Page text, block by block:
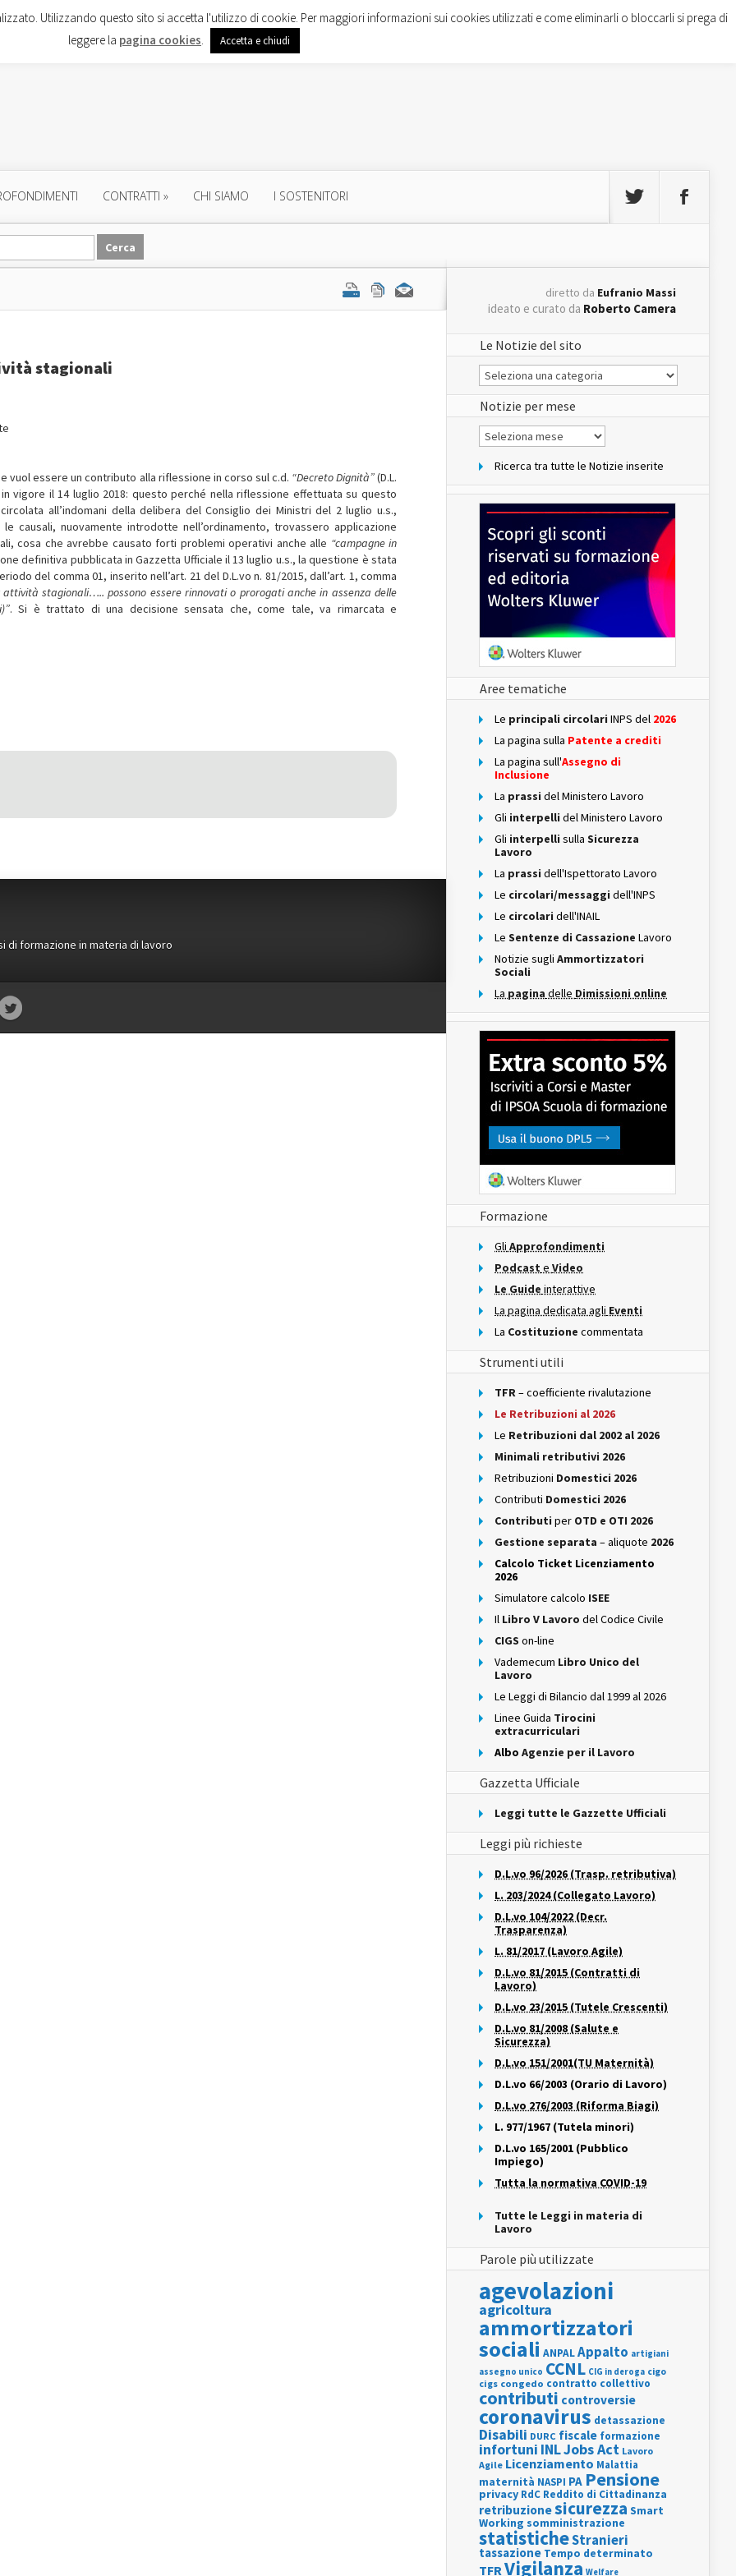
CONTRATTI » CHI SIAMO I SOSTENITORI
stagionali
vuol essere un contributo alla riflessione in corso sul c.d. “Decreto Dignità”(D.L.
vigore il 14 luglio 2018: questo perché nella riflessione effettuata su questo
all’indomani della delibera del Consiglio dei Ministri del 2 luglio u.s.,
causali, nuovamente introdotte nell’ordinamento, trovassero applicazione
cosa che avrebbe causato forti problemi operativi anche alle “campagne in
definitiva pubblicata in Gazzetta Ufficiale il 13 luglio u.s., la questione è stata
del comma 01, inserito nell’art. 21 del D.L.vo n. 81/2015, dall’art. 1, comma
stagionali….. possono essere rinnovati o prorogati anche in assenza delle
. Si è trattato di una decisione sensata che, come tale, va rimarcata e
di formazione in materia di lavoro
diretto da Eufranio Massi
ideato e curato da Roberto Camera
Le Notizie del sito
Le
Notizie
del
sito
Notizie per mese
Notizie
per
Ricerca tra tutte le Notizie inserite
Aree tematiche
Le principali circolari INPS del 2026
La pagina sulla Patente a crediti
La pagina sull'Assegno di
Inclusione
La prassi del Ministero Lavoro
Gli interpelli del Ministero Lavoro
Gli interpelli sulla Sicurezza
Lavoro
La prassi dell'Ispettorato Lavoro
Le circolari/messaggi dell'INPS
Le circolari dell'INAIL
Le Sentenze di Cassazione Lavoro
Notizie sugli Ammortizzatori
Sociali
La pagina delle Dimissioni online
Formazione
Gli Approfondimenti
Podcast e Video
Le Guide interattive
La pagina dedicata agli Eventi
La Costituzione commentata
Strumenti utili
TFR– coefficiente rivalutazione
Le Retribuzioni al 2026
Le Retribuzioni dal 2002 al 2026
Minimali retributivi 2026
Retribuzioni Domestici 2026
Contributi Domestici 2026
Contributi per OTD e OTI 2026
Gestione separata – aliquote 2026
Calcolo Ticket Licenziamento
2026
Simulatore calcolo ISEE
Il Libro V Lavoro del Codice Civile
CIGS on-line
Vademecum Libro Unico del
Lavoro
Le Leggi di Bilancio dal 1999 al 2026
Linee Guida Tirocini
extracurriculari
Albo Agenzie per il Lavoro
Gazzetta Ufficiale
Leggi tutte le Gazzette Ufficiali
Leggi più richieste
D.L.vo 96/2026 (Trasp. retributiva)
L. 203/2024 (Collegato Lavoro)
D.L.vo 104/2022 (Decr.
Trasparenza)
L. 81/2017 (Lavoro Agile)
D.L.vo 81/2015 (Contratti di
Lavoro)
D.L.vo 23/2015 (Tutele Crescenti)
D.L.vo 81/2008 (Salute e
Sicurezza)
D.L.vo 151/2001(TU Maternità)
D.L.vo 66/2003 (Orario di Lavoro)
D.L.vo 276/2003 (Riforma Biagi)
L. 977/1967 (Tutela minori)
D.L.vo 165/2001 (Pubblico
Impiego)
Tutta la normativa COVID-19
Tutte le Leggi in materia di
Lavoro
Parole più utilizzate
agevolazioni
agricoltura
ammortizzatori
sociali ANPALAppalto artigiani
assegno unico CCNL CIG in deroga cigo
cigs congedo contratto collettivo
contributi controversie
coronavirus detassazione
Disabili DURC fiscale formazione
infortuni INLJobs Act Lavoro
Agile Licenziamento Malattia
maternità NASPI PA Pensione
privacy RdC Reddito di Cittadinanza
retribuzionesicurezza Smart
Working somministrazione
statisticheStranieri
tassazione Tempo determinato
TFRVigilanza Welfare
Utilizzando questo sito si accetta l'utilizzo di cookie. Per maggiori informazioni sui cookies utilizzati e come eliminarli o bloccarli si prega di
leggere la pagina cookies. Accetta e chiudi